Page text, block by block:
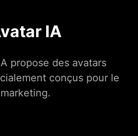
IA
propose des avatars
conçus pour le
marketing.